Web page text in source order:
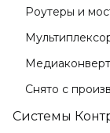
Роутеры и
Снято с
Системы